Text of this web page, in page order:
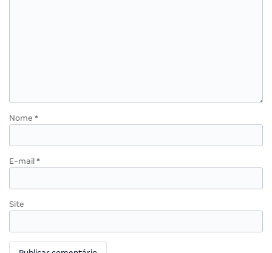
Nome *
E-mail *
Site